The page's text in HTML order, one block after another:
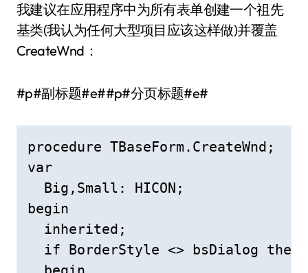
我建议在应用程序中为所有表单创建一个祖先
基类(我认为任何大型项目应该这样做)并覆盖
CreateWnd：
#p#副标题#e##p#分页标题#e#
procedure TBaseForm.CreateWnd;
var
  Big,Small: HICON;
begin
  inherited;
  if BorderStyle <> bsDialog then